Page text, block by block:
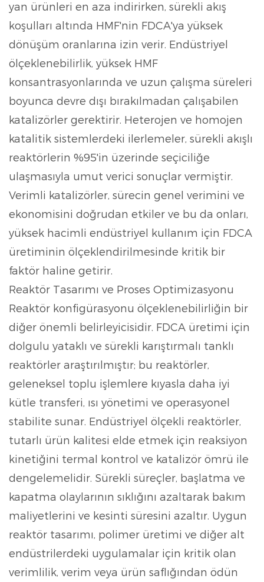
yan ürünleri en aza indirirken, sürekli akış
koşulları altında HMF'nin FDCA'ya yüksek
dönüşüm oranlarına izin verir. Endüstriyel
ölçeklenebilirlik, yüksek HMF
konsantrasyonlarında ve uzun çalışma süreleri
boyunca devre dışı bırakılmadan çalışabilen
katalizörler gerektirir. Heterojen ve homojen
katalitik sistemlerdeki ilerlemeler, sürekli akışlı
reaktörlerin %95'in üzerinde seçiciliğe
ulaşmasıyla umut verici sonuçlar vermiştir.
Verimli katalizörler, sürecin genel verimini ve
ekonomisini doğrudan etkiler ve bu da onları,
yüksek hacimli endüstriyel kullanım için FDCA
üretiminin ölçeklendirilmesinde kritik bir
faktör haline getirir.
Reaktör Tasarımı ve Proses Optimizasyonu
Reaktör konfigürasyonu ölçeklenebilirliğin bir
diğer önemli belirleyicisidir. FDCA üretimi için
dolgulu yataklı ve sürekli karıştırmalı tanklı
reaktörler araştırılmıştır; bu reaktörler,
geleneksel toplu işlemlere kıyasla daha iyi
kütle transferi, ısı yönetimi ve operasyonel
stabilite sunar. Endüstriyel ölçekli reaktörler,
tutarlı ürün kalitesi elde etmek için reaksiyon
kinetiğini termal kontrol ve katalizör ömrü ile
dengelemelidir. Sürekli süreçler, başlatma ve
kapatma olaylarının sıklığını azaltarak bakım
maliyetlerini ve kesinti süresini azaltır. Uygun
reaktör tasarımı, polimer üretimi ve diğer alt
endüstrilerdeki uygulamalar için kritik olan
verimlilik, verim veya ürün saflığından ödün